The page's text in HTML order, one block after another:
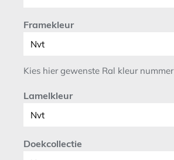
Framekleur
Kies hier gewenste Ral kleur nummer
Lamelkleur
Doekcollectie